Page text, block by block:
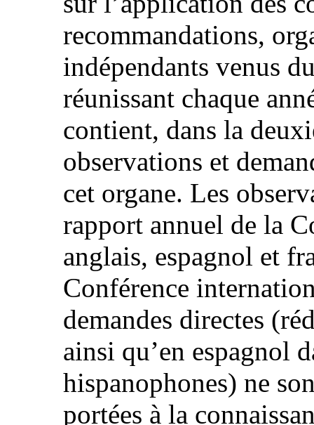
recommandations,
indépendants venus
réunissant chaque
contient, dans la
observations et
cet organe. Les
rapport annuel de la
anglais, espagnol et
Conférence
demandes directes
ainsi qu’en espagnol
hispanophones) ne
portées à la